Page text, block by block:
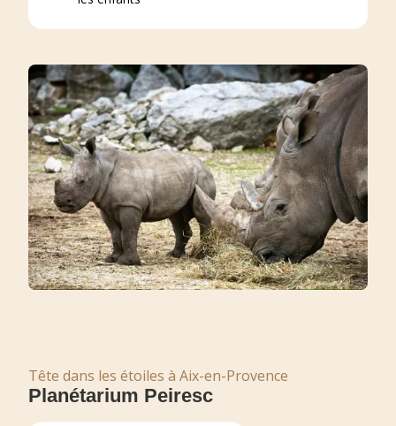
Tête dans les étoiles à Aix-en-Provence
Planétarium Peiresc